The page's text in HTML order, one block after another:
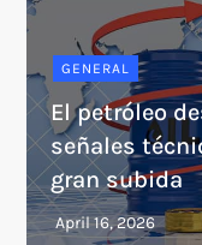
GENERAL
El petróleo
señales
gran subida